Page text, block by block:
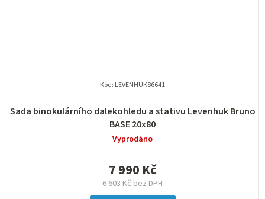
Sada binokulárního dalekohledu a stativu Levenhuk Bruno
BASE 20x80
Vyprodáno
6 603 Kč bez DPH
7 990 Kč
Kód: LEVENHUK86641